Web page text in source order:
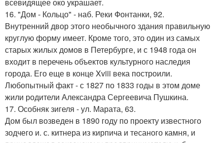
всевидящее око украшает.
16. "Дом - Кольцо" - наб. Реки Фонтанки, 92.
Внутренний двор этого необычного здания правильную
круглую форму имеет. Кроме того, это один из самых
старых жилых домов в Петербурге, и с 1948 года он
входит в перечень объектов культурного наследия
города. Его еще в конце Xviii века построили.
Любопытный факт - с 1827 по 1833 годы в этом доме
жили родители Александра Сергеевича Пушкина.
17. Особняк зигеля - ул. Марата, 63.
Дом был возведен в 1890 году по проекту известного
зодчего и. с. китнера из кирпича и тесаного камня, и